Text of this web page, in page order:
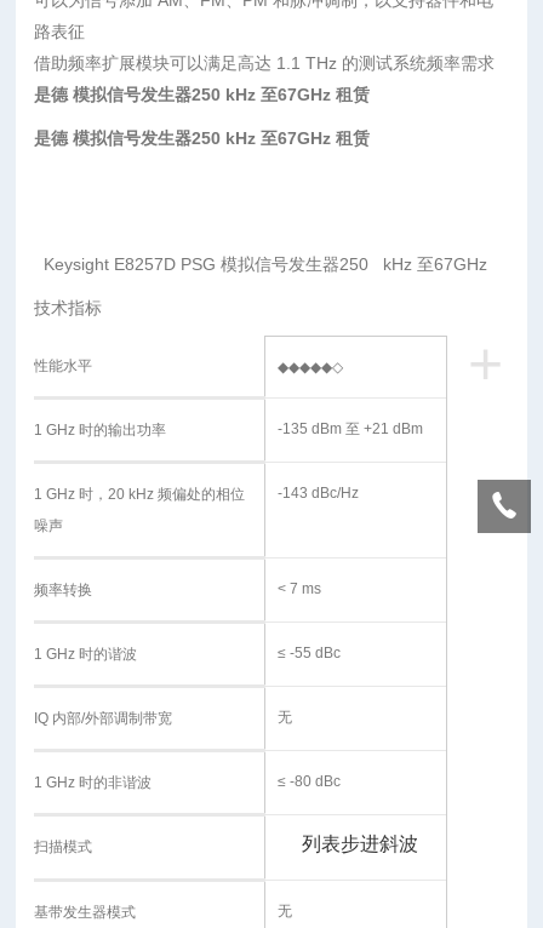
路表征
借助频率扩展模块可以满足高达 1.1 THz 的测试系统频率需求
是德 模拟信号发生器250 kHz 至67GHz 租赁
是德 模拟信号发生器250 kHz 至67GHz 租赁
Keysight E8257D PSG 模拟信号发生器250 kHz 至67GHz
技术指标
+
性能水平 ◆◆◆◆◆◇
1 GHz 时的输出功率 -135 dBm 至 +21 dBm
1 GHz 时，20 kHz 频偏处的相位
噪声
-143 dBc/Hz
频率转换 < 7 ms
1 GHz 时的谐波 ≤ -55 dBc
IQ 内部/外部调制带宽 无
1 GHz 时的非谐波 ≤ -80 dBc
扫描模式 列表步进斜波
基带发生器模式 无